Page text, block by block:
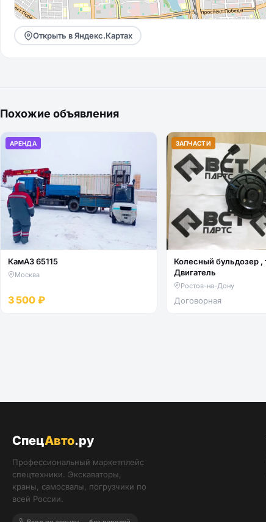
Открыть в Яндекс.Картах
Похожие объявления
АРЕНДА
КамАЗ 65115
Москва
3 500 ₽
ЗАПЧАСТИ
Колесный бульдозер , тип -
Двигатель
Ростов-на-Дону
Договорная
СпецАвто.ру
Профессиональный маркетплейс
спецтехники. Экскаваторы,
краны, самосвалы, погрузчики по
всей России.